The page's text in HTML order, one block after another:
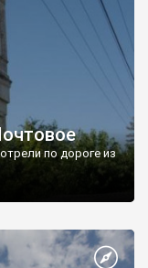
по дороге из